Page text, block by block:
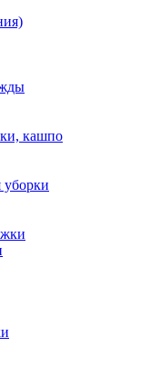
кашпо